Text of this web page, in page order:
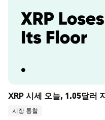
XRP 시세 오늘, 1.05달러
시장 통찰